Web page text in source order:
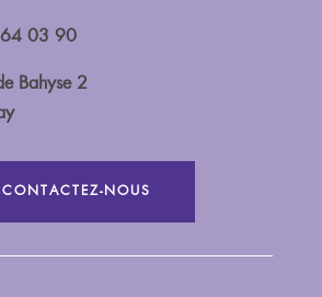
03 90
Bahyse 2
CONTACTEZ-NOUS